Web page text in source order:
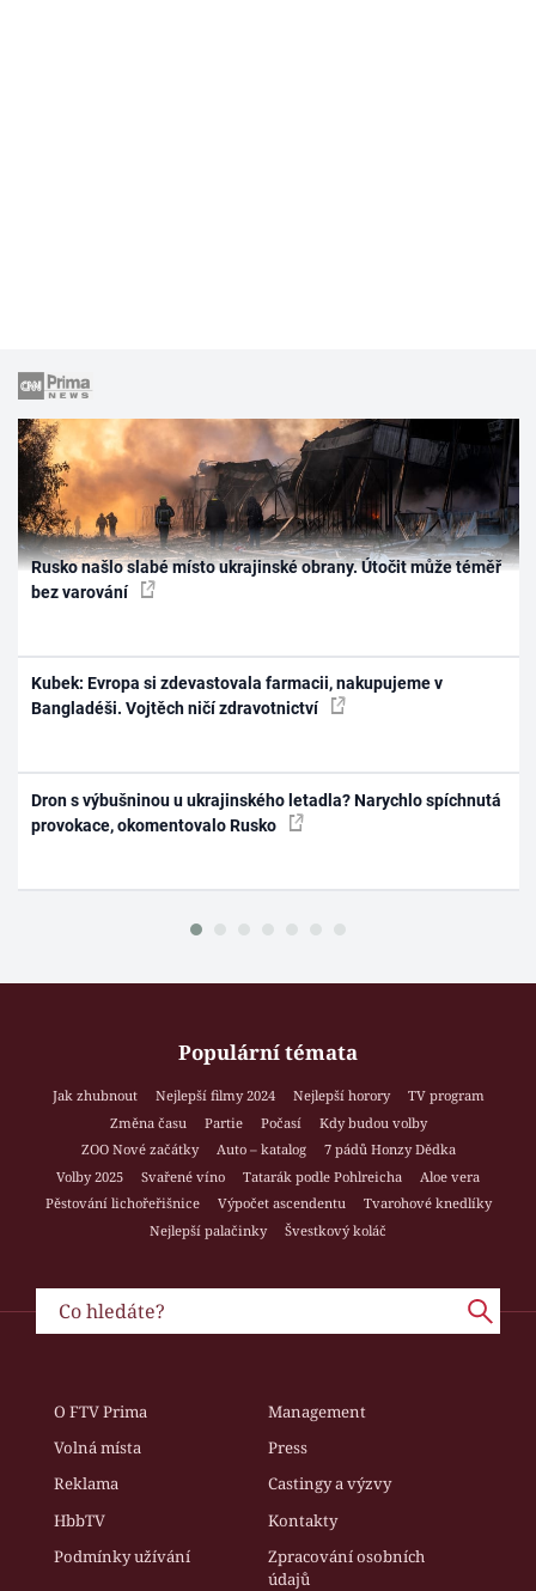
Rusko našlo slabé místo ukrajinské obrany. Útočit může téměř
bez varování
Kubek: Evropa si zdevastovala farmacii, nakupujeme v
Bangladéši. Vojtěch ničí zdravotnictví
Dron s výbušninou u ukrajinského letadla? Narychlo spíchnutá
provokace, okomentovalo Rusko
Populární témata
Jak zhubnout Nejlepší filmy 2024 Nejlepší horory
TV program
Změna času
Partie Počasí
Kdy budou volby
ZOO Nové začátky
Auto – katalog
7 pádů Honzy Dědka
Volby 2025
Svařené víno Tatarák podle Pohlreicha
Aloe vera
Pěstování lichořeřišnice
Výpočet ascendentu
Tvarohové knedlíky
Nejlepší palačinky
Švestkový koláč
O FTV Prima
Management
Volná místa
Press
Reklama
Castingy a výzvy
HbbTV
Kontakty
Podmínky užívání
Zpracování osobních
údajů